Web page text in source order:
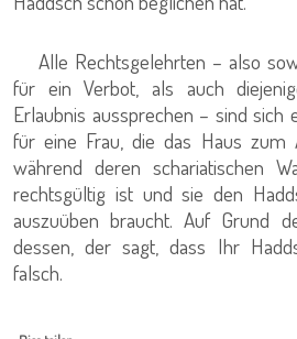
Alle Rechtsgelehrten – also
für ein Verbot, als auch
Erlaubnis aussprechen – sind sich
für eine Frau, die das Haus zum
während deren schariatischen
rechtsgültig ist und sie den
auszuüben braucht. Auf Grund
dessen, der sagt, dass Ihr
falsch.